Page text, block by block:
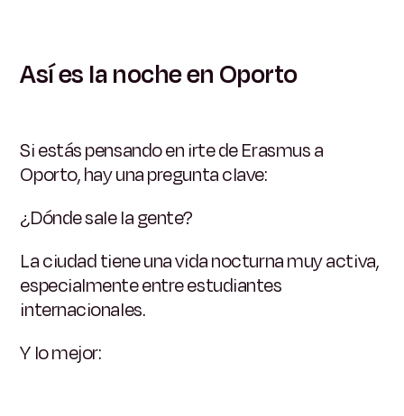
Así es la noche en Oporto
Si estás pensando en irte de Erasmus a
Oporto, hay una pregunta clave:
¿Dónde sale la gente?
La ciudad tiene una vida nocturna muy activa,
especialmente entre estudiantes
internacionales.
Y lo mejor: